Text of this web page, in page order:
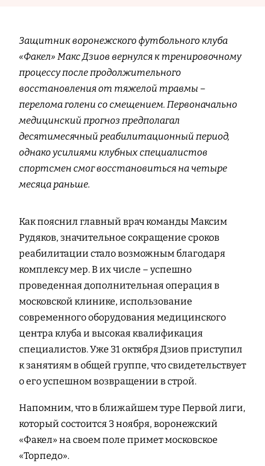
Защитник воронежского футбольного клуба
«Факел» Макс Дзиов вернулся к тренировочному
процессу после продолжительного
восстановления от тяжелой травмы –
перелома голени со смещением. Первоначально
медицинский прогноз предполагал
десятимесячный реабилитационный период,
однако усилиями клубных специалистов
спортсмен смог восстановиться на четыре
месяца раньше.
Как пояснил главный врач команды Максим
Рудяков, значительное сокращение сроков
реабилитации стало возможным благодаря
комплексу мер. В их числе – успешно
проведенная дополнительная операция в
московской клинике, использование
современного оборудования медицинского
центра клуба и высокая квалификация
специалистов. Уже 31 октября Дзиов приступил
к занятиям в общей группе, что свидетельствует
о его успешном возвращении в строй.
Напомним, что в ближайшем туре Первой лиги,
который состоится 3 ноября, воронежский
«Факел» на своем поле примет московское
«Торпедо».